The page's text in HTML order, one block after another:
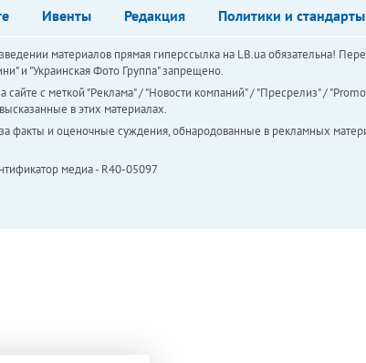
Ивенты Редакция Политики и стандарты
материалов прямая гиперссылка на LB.ua обязательна!
и "Украинская Фото Группа" запрещено.
с меткой "Реклама" / "Новости компаний" / "Пресрелиз" /
в этих материалах.
факты и оценочные суждения, обнародованные в рекламных
медиа - R40-05097